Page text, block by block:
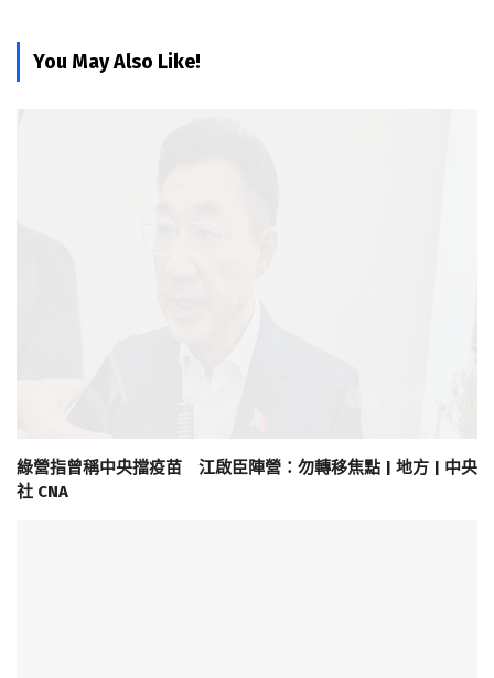
You May Also Like!
綠營指曾稱中央擋疫苗 江啟臣陣營：勿轉移焦點 | 地方 | 中央
社 CNA